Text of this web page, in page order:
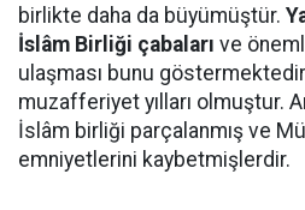
birlikte daha da büyümüştür.
İslâm Birliği çabaları ve
ulaşması bunu
muzafferiyet yılları olmuştur.
İslâm birliği parçalanmış ve
emniyetlerini kaybetmişlerdir.